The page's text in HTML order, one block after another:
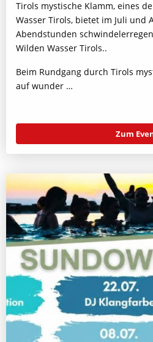
Tirols mystische Klamm, eines
Wasser Tirols, bietet im Juli und
Abendstunden
Wilden Wasser Tirols..
Beim Rundgang durch Tirols
auf wunder …
Zum